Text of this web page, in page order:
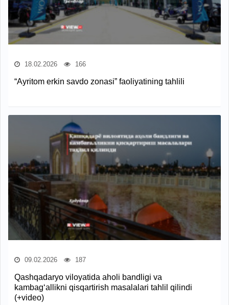
18.02.2026 166
“Ayritom erkin savdo zonasi” faoliyatining tahlili
09.02.2026 187
Qashqadaryo viloyatida aholi bandligi va
kambag‘allikni qisqartirish masalalari tahlil qilindi
(+video)